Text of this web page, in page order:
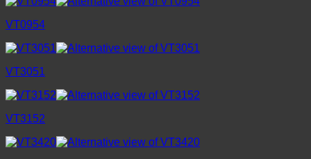
VT0954
VT3051
VT3152